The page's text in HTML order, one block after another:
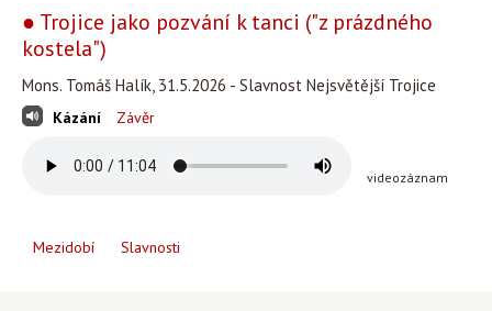
● Trojice jako pozvání k tanci ("z prázdného
kostela")
Mons. Tomáš Halík, 31.5.2026 - Slavnost Nejsvětější Trojice
Kázání Závěr
videozáznam
Mezidobí Slavnosti